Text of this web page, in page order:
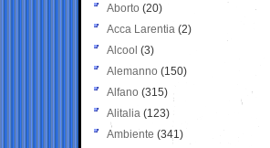
Aborto (20)
Acca Larentia (2)
Alcool (3)
Alemanno (150)
Alfano (315)
Alitalia (123)
Ambiente (341)